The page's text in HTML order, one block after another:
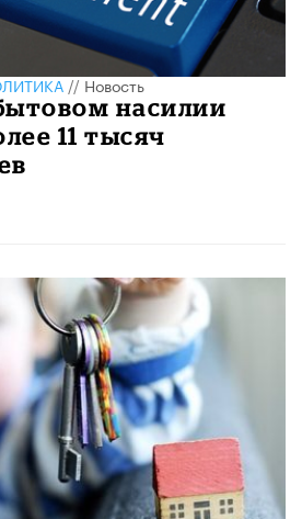
//Новость
насилии
11 тысяч